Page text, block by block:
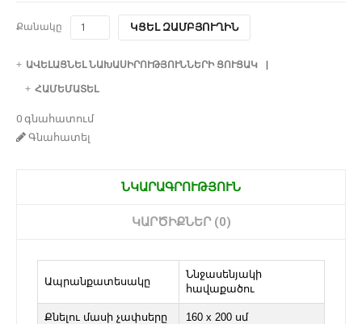
Քանակը ԿՑԵԼ ԶԱՄԲՅՈՒՂԻՆ
ԱՎԵԼԱՑՆԵԼ ՆԱԽԱՍԻՐՈՒԹՅՈՒՆՆԵՐԻ ՑՈՒՑԱԿ
ՀԱՄԵՄԱՏԵԼ
0 գնահատում
Գնահատել
ՆԿԱՐԱԳՐՈՒԹՅՈՒՆ
ԿԱՐԾԻՔՆԵՐ (0)
Ապրանքատեսակը
Ննջասենյակի
հավաքածու
Քնելու մասի չափսերը 160 x 200 սմ